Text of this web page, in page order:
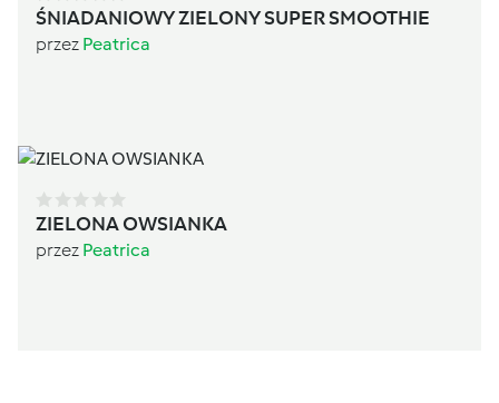
ŚNIADANIOWY ZIELONY SUPER SMOOTHIE
przez Peatrica
ZIELONA OWSIANKA
przez Peatrica